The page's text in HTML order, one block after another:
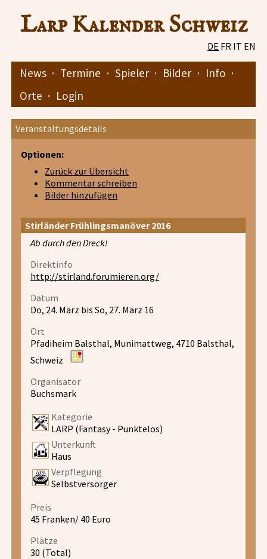
Larp Kalender Schweiz
DE FR IT EN
News · Termine · Spieler · Bilder · Info ·
Orte · Login
Veranstaltungsdetails
Optionen:
Zurück zur Übersicht
Kommentar schreiben
Bilder hinzufügen
Stirländer Frühlingsmanöver 2016
Ab durch den Dreck!
Direktinfo
http://stirland.forumieren.org/
Datum
Do, 24. März bis So, 27. März 16
Ort
Pfadiheim Balsthal, Munimattweg, 4710 Balsthal,
Schweiz
Organisator
Buchsmark
Kategorie
LARP (Fantasy - Punktelos)
Unterkunft
Haus
Verpflegung
Selbstversorger
Preis
45 Franken/ 40 Euro
Plätze
30 (Total)